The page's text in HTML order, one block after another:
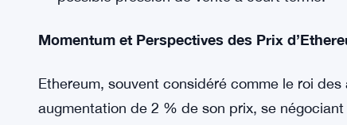
l’indicateur MACD (Moving Average
d’avertissement apparaissent, les autres